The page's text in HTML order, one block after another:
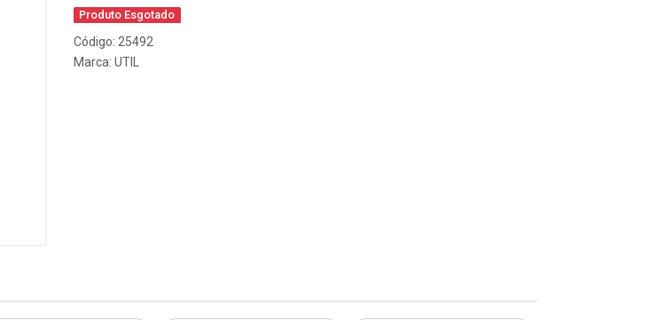
Produto Esgotado
Código: 25492
Marca: UTIL